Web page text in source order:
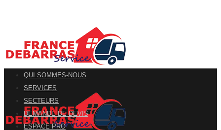
QUI SOMMES-NOUS
SERVICES
SECTEURS
DEMANDE DE DEVIS
ESPACE PRO